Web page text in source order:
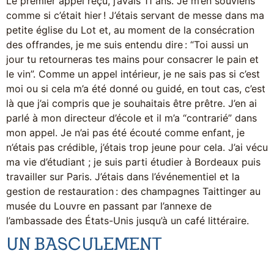
comme si c’était hier ! J’étais servant de messe dans ma
petite église du Lot et, au moment de la consécration
des offrandes, je me suis entendu dire : “Toi aussi un
jour tu retourneras tes mains pour consacrer le pain et
le vin”. Comme un appel intérieur, je ne sais pas si c’est
moi ou si cela m’a été donné ou guidé, en tout cas, c’est
là que j’ai compris que je souhaitais être prêtre. J’en ai
parlé à mon directeur d’école et il m’a “contrarié” dans
mon appel. Je n’ai pas été écouté comme enfant, je
n’étais pas crédible, j’étais trop jeune pour cela. J’ai vécu
ma vie d’étudiant ; je suis parti étudier à Bordeaux puis
travailler sur Paris. J’étais dans l’événementiel et la
gestion de restauration : des champagnes Taittinger au
musée du Louvre en passant par l’annexe de
l’ambassade des États-Unis jusqu’à un café littéraire.
UN BASCULEMENT